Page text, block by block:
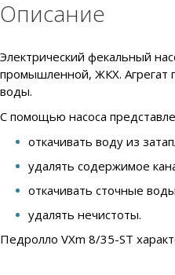
Описание
Электрический фекальный
промышленной, ЖКХ. Агрегат
воды.
С помощью насоса
откачивать воду из
удалять содержимое
откачивать сточные
удалять нечистоты.
Педролло VXm 8/35-ST